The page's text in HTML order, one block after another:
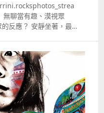
無聊當有趣、漠視眾
反應？ 安靜坐著，最
Everywhere by
and Ryan Lewis
3.You